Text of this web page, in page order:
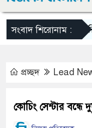
সংবাদ শিরোনাম :
গজারিয়ায়
প্রচ্ছদ Lead
কোচিং সেন্টার